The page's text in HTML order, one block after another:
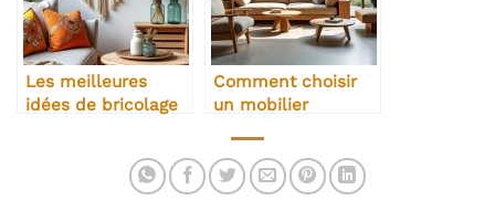
Les meilleures
idées de bricolage
Comment choisir
un mobilier